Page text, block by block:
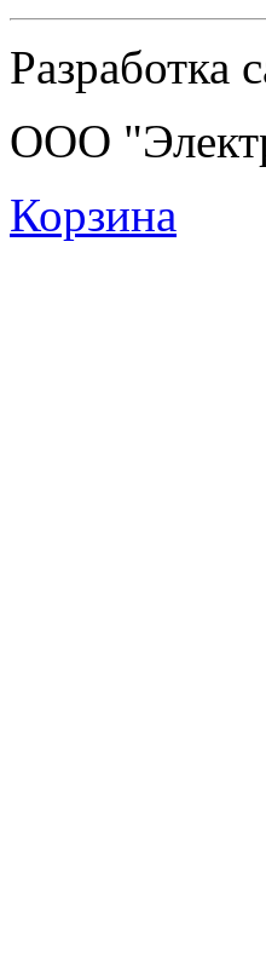
Разработка
ООО
Корзина